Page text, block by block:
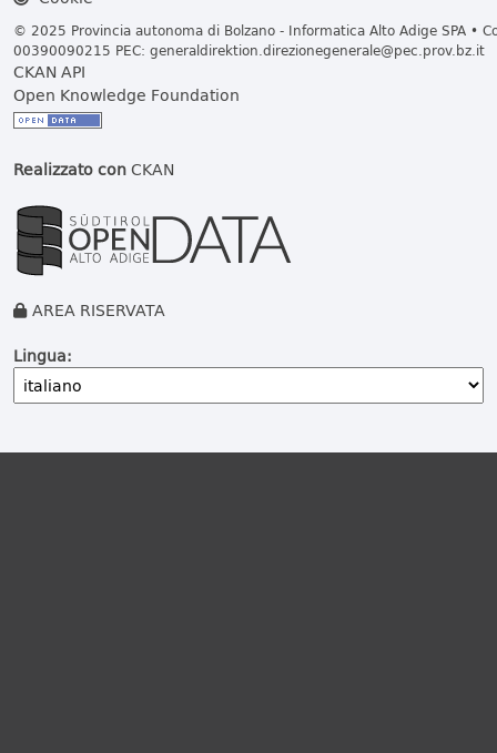
© 2025 Provincia autonoma di Bolzano - Informatica Alto Adige SPA •
00390090215 PEC: generaldirektion.direzionegenerale@pec.prov.bz.it
CKAN API
Open Knowledge Foundation
Realizzato conCKAN
AREA RISERVATA
Lingua